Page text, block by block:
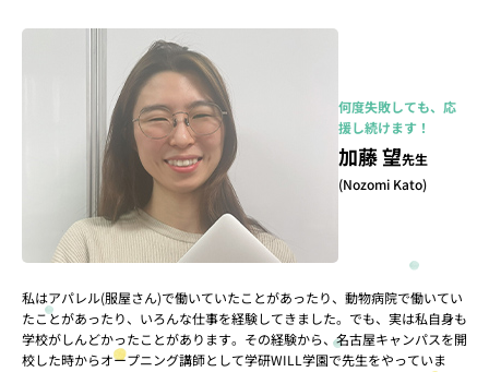
何度失敗しても、応
援し続けます！
加藤 望先生
(Nozomi Kato)
私はアパレル(服屋さん)で働いていたことがあったり、動物病院で働いてい
たことがあったり、いろんな仕事を経験してきました。でも、実は私自身も
学校がしんどかったことがあります。その経験から、名古屋キャンパスを開
校した時からオープニング講師として学研WILL学園で先生をやっていま